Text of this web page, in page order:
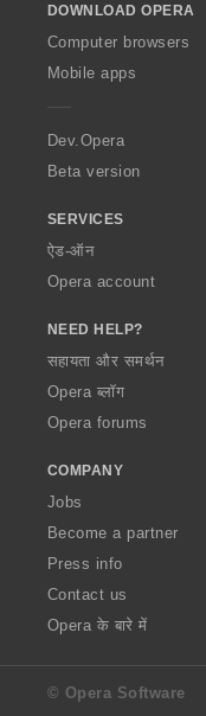
w
O
p
a
DOWNLOAD OPERA
Computer browsers
Mobile apps
Dev.Opera
Beta version
SERVICES
ऐड-ऑन
Opera account
NEED HELP?
सहायता और समर्थन
Opera ब्लॉग
Opera forums
COMPANY
Jobs
Become a partner
Press info
Contact us
Opera के बारे में
© Opera Software